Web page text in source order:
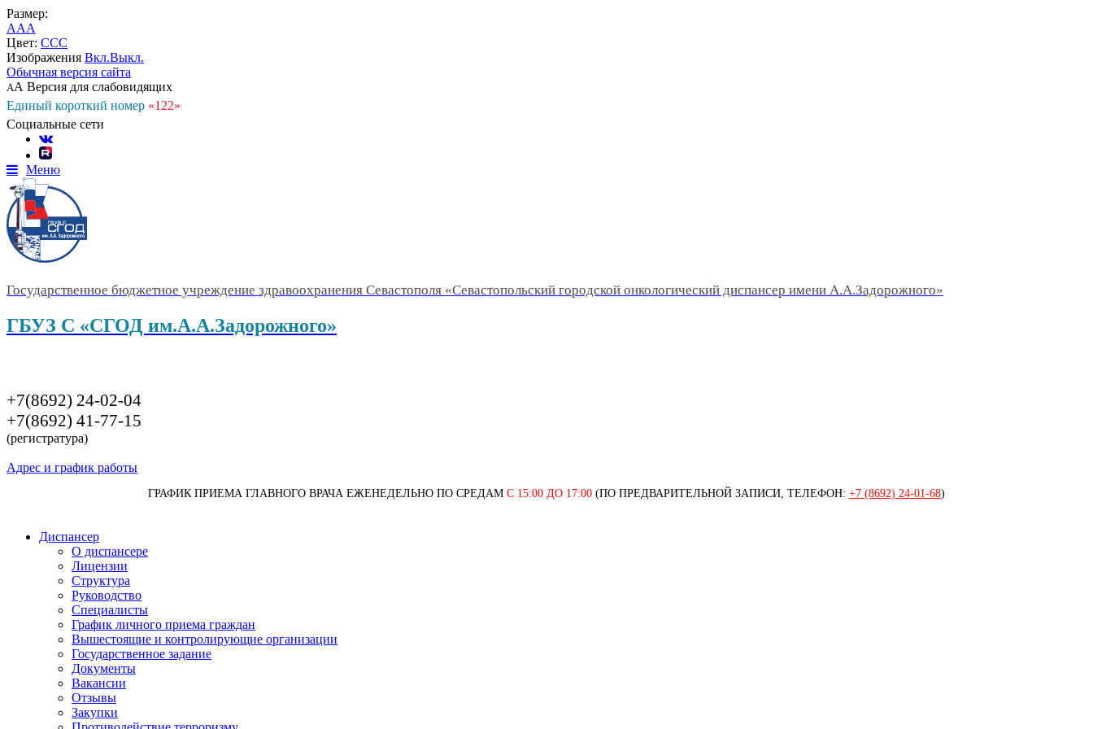
Размер:
AAA
Цвет: CCC
Изображения Вкл.Выкл.
Обычная версия сайта
АА Версия для слабовидящих
Единый короткий номер «122»
Социальные сети
Меню
Государственное бюджетное учреждение здравоохранения Севастополя «Севастопольский городской онкологический диспансер имени А.А.Задорожного»
ГБУЗ С «СГОД им.А.А.Задорожного»
+7(8692) 24-02-04
+7(8692) 41-77-15
(регистратура)
Адрес и график работы
ГРАФИК ПРИЕМА ГЛАВНОГО ВРАЧА ЕЖЕНЕДЕЛЬНО ПО СРЕДАМ С 15:00 ДО 17:00 (ПО ПРЕДВАРИТЕЛЬНОЙ ЗАПИСИ, ТЕЛЕФОН: +7 (8692) 24-01-68)
Диспансер
О диспансере
Лицензии
Структура
Руководство
Специалисты
График личного приема граждан
Вышестоящие и контролирующие организации
Государственное задание
Документы
Вакансии
Отзывы
Закупки